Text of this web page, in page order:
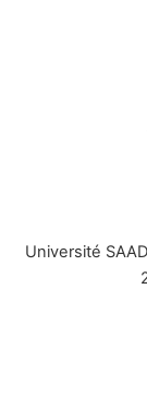
Université